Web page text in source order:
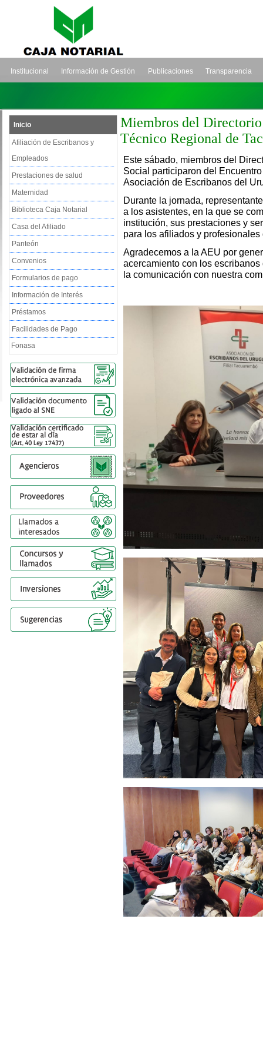
Institucional Información de Gestión Publicaciones Transparencia
Inicio
Afiliación de Escribanos y
Empleados
Prestaciones de salud
Maternidad
Biblioteca Caja Notarial
Casa del Afiliado
Panteón
Convenios
Formularios de pago
Información de Interés
Préstamos
Facilidades de Pago
Fonasa
Miembros del
Técnico Regional de
Este sábado, miembros del
Social participaron del
Asociación de Escribanos del
Durante la jornada,
a los asistentes, en la que se
institución, sus prestaciones y
para los afiliados y profesionales
Agradecemos a la AEU por
acercamiento con los
la comunicación con nuestra